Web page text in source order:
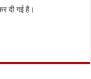
दी गई है।